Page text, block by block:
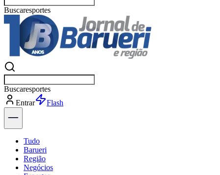
Buscar
Buscar
Entrar
Explorar
Tudo
Barueri
Região
Negócios